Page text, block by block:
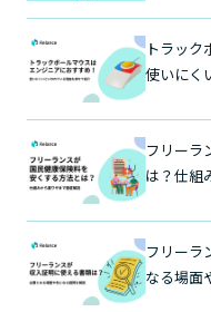
トラック
使いにく
フリーラ
は？仕組
フリーラ
なる場面